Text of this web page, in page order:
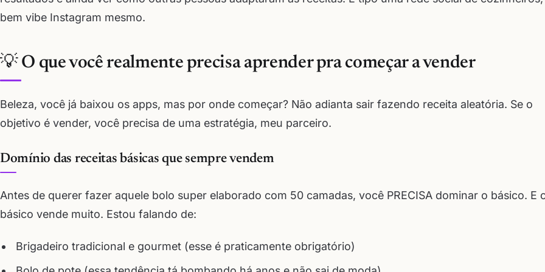
bem vibe Instagram mesmo.
💡 O que você realmente precisa aprender pra começar a vender
Beleza, você já baixou os apps, mas por onde começar? Não adianta sair fazendo receita aleatória. Se o
objetivo é vender, você precisa de uma estratégia, meu parceiro.
Domínio das receitas básicas que sempre vendem
Antes de querer fazer aquele bolo super elaborado com 50 camadas, você PRECISA dominar o básico. E
básico vende muito. Estou falando de:
Brigadeiro tradicional e gourmet (esse é praticamente obrigatório)